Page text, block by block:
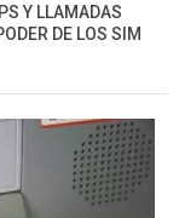
Y LLAMADAS
DE LOS SIM